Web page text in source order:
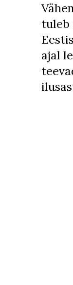
tuleb
ajal